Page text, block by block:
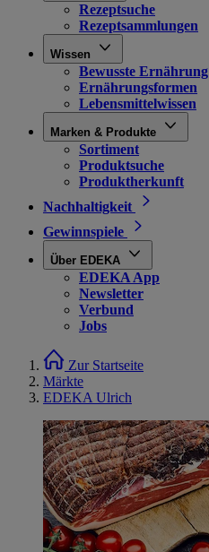
Rezeptsuche
Rezeptsammlungen
Wissen
Bewusste Ernährung
Ernährungsformen
Lebensmittelwissen
Marken & Produkte
Sortiment
Produktsuche
Produktherkunft
Nachhaltigkeit
Gewinnspiele
Über EDEKA
EDEKA App
Newsletter
Verbund
Jobs
Zur Startseite
Märkte
EDEKA Ulrich